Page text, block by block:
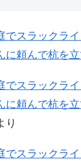
でスラックラ
に頼んで杭を
でスラックラ
に頼んで杭を
り
でスラックラ